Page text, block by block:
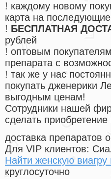
! каждому новому
карта на последующие
! БЕСПЛАТНАЯ
рублей
! оптовым
препарата с
! так же у нас
покупать дженерики
выгодным ценам!
Cотрудники нашей
сделать
доставка препаратов
Для VIP клиентов:
Найти женскую виагру
круглосуточно